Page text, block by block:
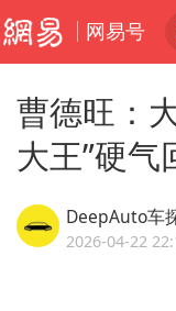
网易号
曹德旺：
大王”硬气
DeepAuto车
2026-04-22